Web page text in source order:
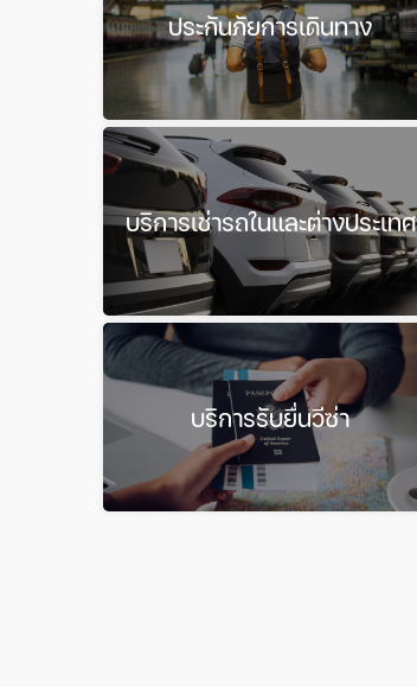
ประกันภัยการเดินทาง
บริการเช่ารถในและต่างประเทศ
บริการรับยื่นวีซ่า